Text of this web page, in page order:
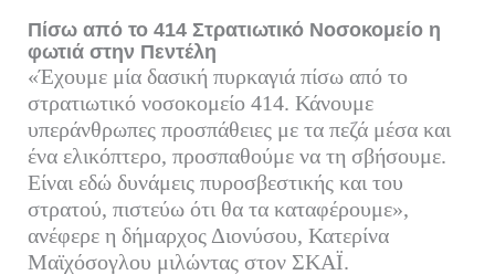
Πίσω από το 414 Στρατιωτικό Νοσοκομείο η
φωτιά στην Πεντέλη
«Έχουμε μία δασική πυρκαγιά πίσω από το
στρατιωτικό νοσοκομείο 414. Κάνουμε
υπεράνθρωπες προσπάθειες με τα πεζά μέσα και
ένα ελικόπτερο, προσπαθούμε να τη σβήσουμε.
Είναι εδώ δυνάμεις πυροσβεστικής και του
στρατού, πιστεύω ότι θα τα καταφέρουμε»,
ανέφερε η δήμαρχος Διονύσου, Κατερίνα
Μαϊχόσογλου μιλώντας στον ΣΚΑΪ.